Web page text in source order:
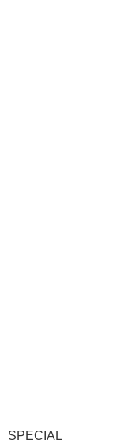
SPECIAL